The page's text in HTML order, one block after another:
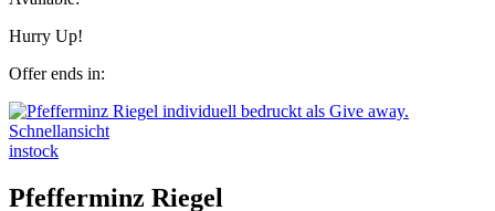
Hurry Up!
Offer ends in:
Schnellansicht
instock
Pfefferminz Riegel